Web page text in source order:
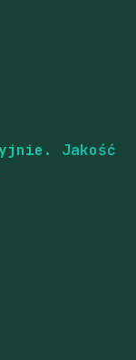
Jakość